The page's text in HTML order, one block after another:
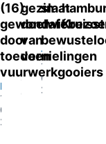
(16)
gewond
door
toedoen
vuurwerkgooiers
Eindhoven
13-
07-
2026
gezin
doelwit
van
vernielingen
Eygelshoven
slaat
Tilburg
13-
07-
2026
13-
07-
2026